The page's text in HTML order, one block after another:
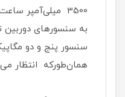
3500‌ میلی‌آمپر
سنسور پنج و دو
همان‌طورکه انتظار